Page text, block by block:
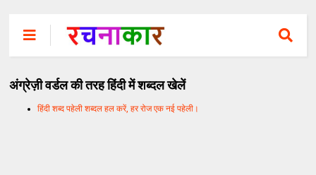
अंग्रेज़ी वर्डल की तरह हिंदी में शब्दल खेलें
हिंदी शब्द पहेली शब्दल हल करें, हर रोज एक नई पहेली।